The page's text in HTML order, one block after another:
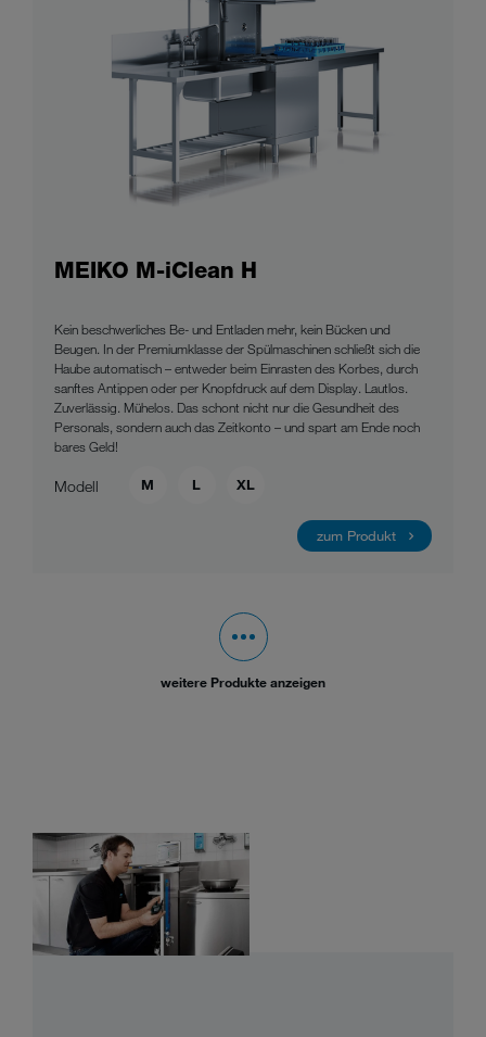
MEIKO M-iClean H
Kein beschwerliches Be- und Entladen mehr, kein Bücken und
Beugen. In der Premiumklasse der Spülmaschinen schließt sich die
Haube automatisch – entweder beim Einrasten des Korbes, durch
sanftes Antippen oder per Knopfdruck auf dem Display. Lautlos.
Zuverlässig. Mühelos. Das schont nicht nur die Gesundheit des
Personals, sondern auch das Zeitkonto – und spart am Ende noch
bares Geld!
Modell M L XL
zum Produkt
weitere Produkte anzeigen